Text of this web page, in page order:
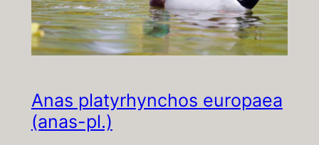
Anas platyrhynchos europaea
(anas-pl.)